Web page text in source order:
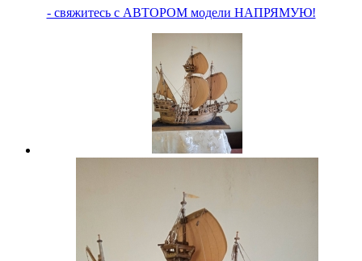
- свяжитесь с АВТОРОМ модели НАПРЯМУЮ!